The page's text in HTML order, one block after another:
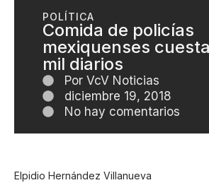
POLÍTICA
Comida de policías
mexiquenses
mil diarios
Por VcV Noticias
diciembre 19, 2018
No hay comentarios
Elpidio Hernández Villanueva